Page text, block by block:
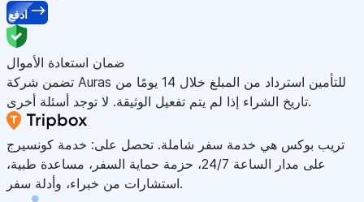
ادفع
ضمان استعادة الأموال
تضمن شركة Auras للتأمين استرداد من المبلغ خلال 14 يومًا من
تاريخ الشراء إذا لم يتم تفعيل الوثيقة. لا توجد أسئلة أخرى.
تريب بوكس هي خدمة سفر شاملة. تحصل على: خدمة كونسيرج
على مدار الساعة 24/7، حزمة حماية السفر، مساعدة طبية،
استشارات من خبراء، وأدلة سفر.